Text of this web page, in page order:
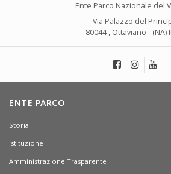
Ente Parco Nazionale del
Via Palazzo del
80044 , Ottaviano - (NA)
ENTE PARCO
Storia
Istituzione
Amministrazione Trasparente